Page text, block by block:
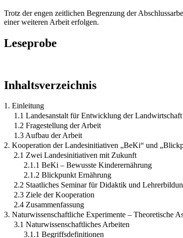
Trotz der engen zeitlichen Begrenzung der
einer weiteren Arbeit erfolgen.
Leseprobe
Inhaltsverzeichnis
1. Einleitung
1.1 Landesanstalt für Entwicklung der
1.2 Fragestellung der Arbeit
1.3 Aufbau der Arbeit
2. Kooperation der Landesinitiativen „BeKi“ und
2.1 Zwei Landesinitiativen mit Zukunft
2.1.1 BeKi – Bewusste Kinderernährung
2.1.2 Blickpunkt Ernährung
2.2 Staatliches Seminar für Didaktik und
2.3 Ziele der Kooperation
2.4 Zusammenfassung
3. Naturwissenschaftliche Experimente – Theoretische
3.1 Naturwissenschaftliches Arbeiten
3.1.1 Begriffsdefinitionen